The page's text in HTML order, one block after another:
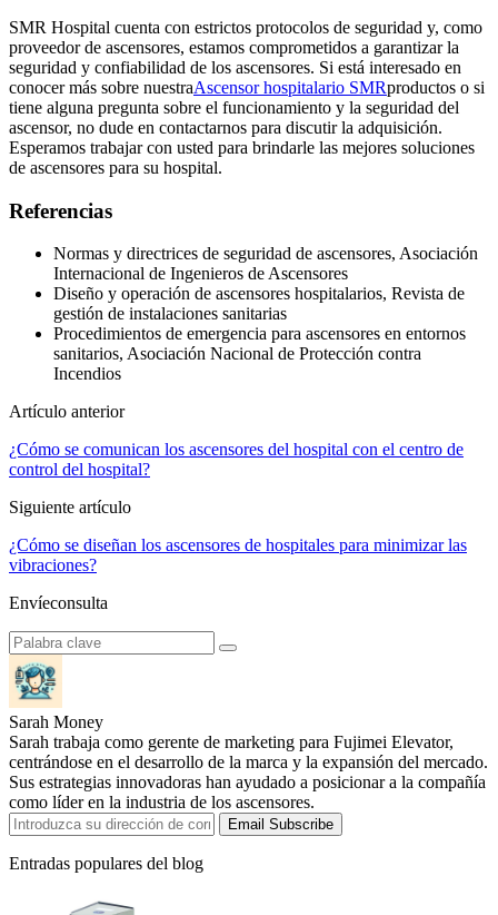
SMR Hospital cuenta con estrictos protocolos de seguridad y, como
proveedor de ascensores, estamos comprometidos a garantizar la
seguridad y confiabilidad de los ascensores. Si está interesado en
conocer más sobre nuestraAscensor hospitalario SMRproductos o si
tiene alguna pregunta sobre el funcionamiento y la seguridad del
ascensor, no dude en contactarnos para discutir la adquisición.
Esperamos trabajar con usted para brindarle las mejores soluciones
de ascensores para su hospital.
Referencias
Normas y directrices de seguridad de ascensores, Asociación
Internacional de Ingenieros de Ascensores
Diseño y operación de ascensores hospitalarios, Revista de
gestión de instalaciones sanitarias
Procedimientos de emergencia para ascensores en entornos
sanitarios, Asociación Nacional de Protección contra
Incendios
Artículo anterior
¿Cómo se comunican los ascensores del hospital con el centro de
control del hospital?
Siguiente artículo
¿Cómo se diseñan los ascensores de hospitales para minimizar las
vibraciones?
Envíeconsulta
Sarah Money
Sarah trabaja como gerente de marketing para Fujimei Elevator,
centrándose en el desarrollo de la marca y la expansión del mercado.
Sus estrategias innovadoras han ayudado a posicionar a la compañía
como líder en la industria de los ascensores.
Email Subscribe
Entradas populares del blog